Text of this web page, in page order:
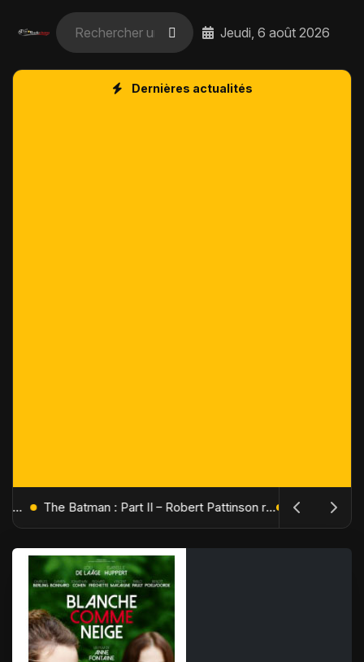
Jeudi, 6 août 2026
Dernières actualités
L'Âge de Glace : Le Réveil du Volcan – Manny, Sid et Diego de retour pour une aventure explosive The Batman : Part II – Robert Pattinson replonge dans les ténèbres de Gotham dès octobre 2027